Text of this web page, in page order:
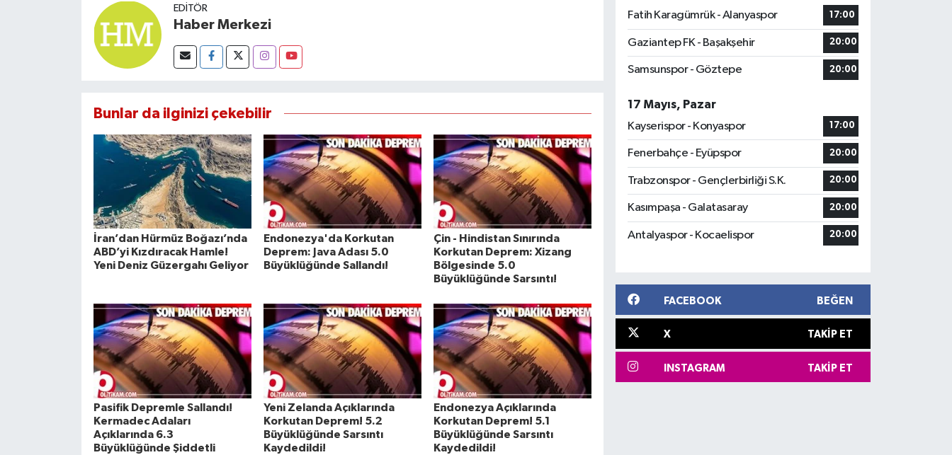
EDITÖR
Haber Merkezi
Bunlar da ilginizi çekebilir
İran’dan Hürmüz Boğazı’nda
ABD’yi Kızdıracak Hamle!
Yeni Deniz Güzergahı Geliyor
Endonezya'da Korkutan
Deprem: Java Adası 5.0
Büyüklüğünde Sallandı!
Çin - Hindistan Sınırında
Korkutan Deprem: Xizang
Bölgesinde 5.0
Büyüklüğünde Sarsıntı!
Pasifik Depremle Sallandı!
Kermadec Adaları
Açıklarında 6.3
Büyüklüğünde Şiddetli
Yeni Zelanda Açıklarında
Korkutan Deprem! 5.2
Büyüklüğünde Sarsıntı
Kaydedildi!
Endonezya Açıklarında
Korkutan Deprem! 5.1
Büyüklüğünde Sarsıntı
Kaydedildi!
Fatih Karagümrük - Alanyaspor
17:00
Gaziantep FK - Başakşehir 20:00
Samsunspor - Göztepe 20:00
17 Mayıs, Pazar
Kayserispor - Konyaspor
17:00
Fenerbahçe - Eyüpspor 20:00
Trabzonspor - Gençlerbirliği S.K. 20:00
Kasımpaşa - Galatasaray 20:00
Antalyaspor - Kocaelispor 20:00
FACEBOOK BEĞEN
X TAKIP ET
INSTAGRAM TAKIP ET
TARİHTE BUGÜN
VİZYONDAKİLER